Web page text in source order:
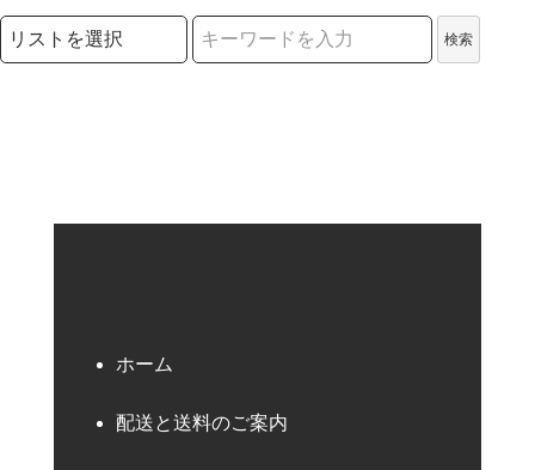
検索リストの選択
検索
ホーム
配送と送料のご案内